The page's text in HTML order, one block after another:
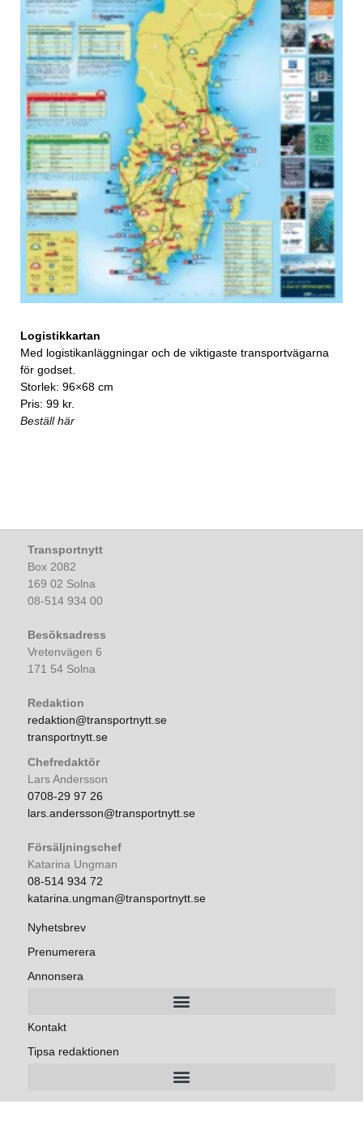
Logistikkartan
Med logistikanläggningar och de viktigaste transportvägarna
för godset.
Storlek: 96×68 cm
Pris: 99 kr.
Beställ här
Transportnytt
Box 2082
169 02 Solna
08-514 934 00
Besöksadress
Vretenvägen 6
171 54 Solna
Redaktion
redaktion@transportnytt.se
transportnytt.se
Chefredaktör
Lars Andersson
0708-29 97 26
lars.andersson@transportnytt.se
Försäljningschef
Katarina Ungman
08-514 934 72
katarina.ungman@transportnytt.se
Nyhetsbrev
Prenumerera
Annonsera
Kontakt
Tipsa redaktionen